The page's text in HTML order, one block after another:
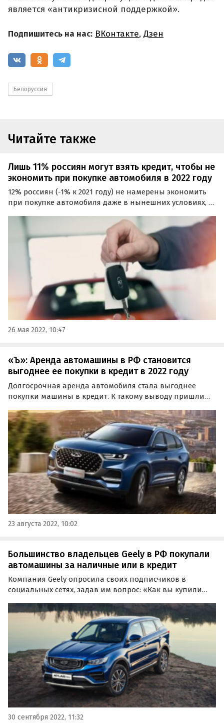
является «антикризисной поддержкой».
Подпишитесь на нас: ВКонтакте, Дзен
Белоруссия
Читайте также
Лишь 11% россиян могут взять кредит, чтобы не
экономить при покупке автомобиля в 2022 году
12% россиян (-1% к 2021 году) не намерены экономить
при покупке автомобиля даже в нынешних условиях, а
бы приобрести желаемую машину в нужной
комплектации.
26 мая 2022, 10:47
«Ъ»: Аренда автомашины в РФ становится
выгоднее ее покупки в кредит в 2022 году
Долгосрочная аренда автомобиля стала выгоднее
покупки машины в кредит. К такому выводу пришли
проанализировав динамику стоимости владения
личным авто в 2022 году.
23 августа 2022, 10:02
Большинство владельцев Geely в РФ покупали
автомашины за наличные или в кредит
Компания Geely опросила своих подписчиков в
социальных сетях, задав им вопрос: «Как вы купили
и VK выяснилось, что подавляющее большинство
приобрели свою машину за наличные, а покупка в
30 сентября 2022, 11:32